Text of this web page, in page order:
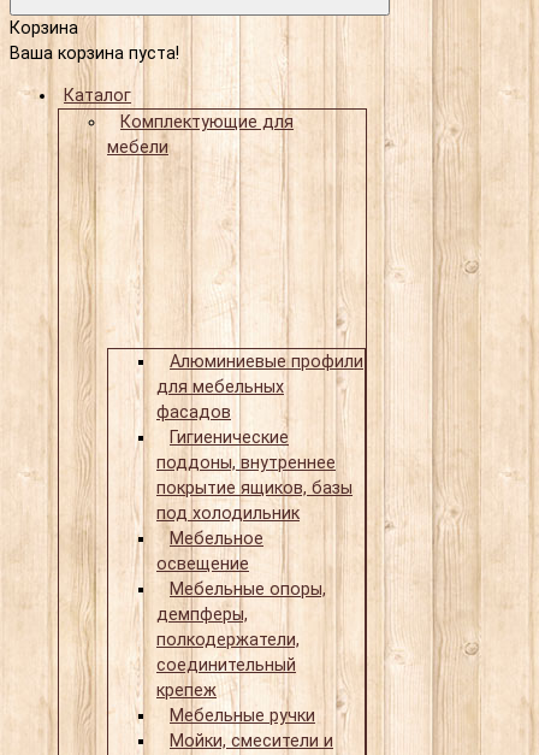
Корзина
Ваша корзина пуста!
Каталог
Комплектующие для
мебели
Алюминиевые профили
для мебельных
фасадов
Гигиенические
поддоны, внутреннее
покрытие ящиков, базы
под холодильник
Мебельное
освещение
Мебельные опоры,
демпферы,
полкодержатели,
соединительный
крепеж
Мебельные ручки
Мойки, смесители и